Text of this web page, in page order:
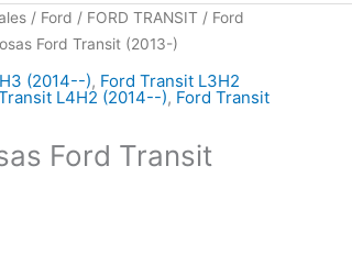
/ Ford / FORD TRANSIT / Ford
Ford Transit (2013-)
(2014--), Ford Transit L3H2
L4H2 (2014--), Ford Transit
Ford Transit